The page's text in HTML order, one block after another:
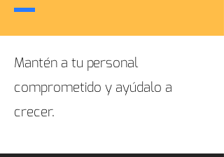
Mantén a tu personal
comprometido y ayúdalo a
crecer.